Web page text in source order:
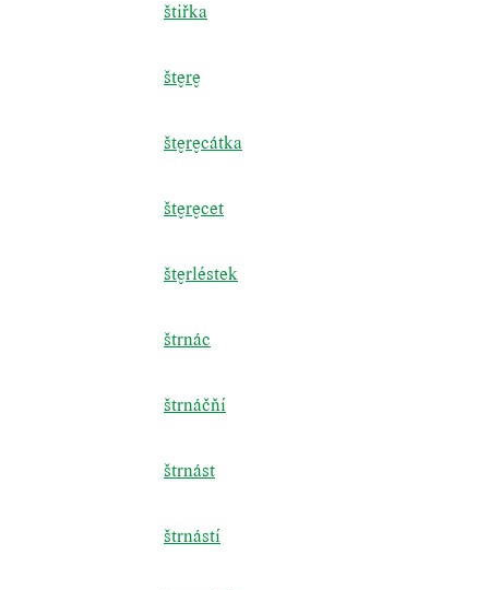
štiřka
štr
štrcátka
štrcet
štrléstek
štrnác
štrnáčňí
štrnást
štrnástí